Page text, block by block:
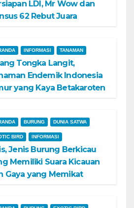
LDI, Mr Wow dan
62 Rebut Juara
INFORMASI TANAMAN
Tongka Langit,
Endemik Indonesia
yang Kaya Betakaroten
BURUNG DUNIA SATWA
BIRD INFORMASI
Jenis Burung Berkicau
Memiliki Suara Kicauan
Gaya yang Memikat